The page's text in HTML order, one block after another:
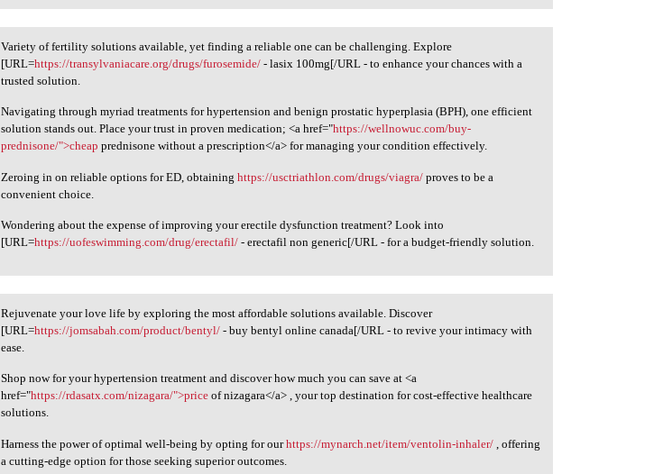
Variety of fertility
Variety of fertility solutions available, yet finding a reliable one can be challenging. Explore
[URL=https://transylvaniacare.org/drugs/furosemide/ - lasix 100mg[/URL - to enhance your chances with a
trusted solution.
Navigating through myriad treatments for hypertension and benign prostatic hyperplasia (BPH), one efficient
solution stands out. Place your trust in proven medication; <a href="https://wellnowuc.com/buy-
prednisone/">cheap prednisone without a prescription</a> for managing your condition effectively.
Zeroing in on reliable options for ED, obtaininghttps://usctriathlon.com/drugs/viagra/ proves to be a
convenient choice.
Wondering about the expense of improving your erectile dysfunction treatment? Look into
[URL=https://uofeswimming.com/drug/erectafil/ - erectafil non generic[/URL - for a budget-friendly solution.
Rejuvenate your love life by
Rejuvenate your love life by exploring the most affordable solutions available. Discover
[URL=https://jomsabah.com/product/bentyl/ - buy bentyl online canada[/URL - to revive your intimacy with
ease.
Shop now for your hypertension treatment and discover how much you can save at <a
href="https://rdasatx.com/nizagara/">price of nizagara</a> , your top destination for cost-effective healthcare
solutions.
Harness the power of optimal well-being by opting for ourhttps://mynarch.net/item/ventolin-inhaler/ , offering
a cutting-edge option for those seeking superior outcomes.